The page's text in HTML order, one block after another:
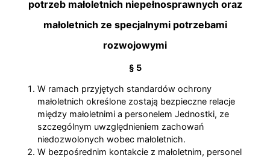
potrzeb małoletnich niepełnosprawnych oraz
małoletnich ze specjalnymi potrzebami
rozwojowymi
§ 5
W ramach przyjętych standardów ochrony
małoletnich określone zostają bezpieczne relacje
między małoletnimi a personelem Jednostki, ze
szczególnym uwzględnieniem zachowań
niedozwolonych wobec małoletnich.
W bezpośrednim kontakcie z małoletnim, personel